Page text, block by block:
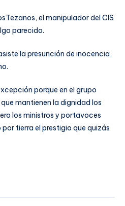
el manipulador del CIS
parecido.
la presunción de inocencia,
porque en el grupo
mantienen la dignidad los
los ministros y portavoces
tierra el prestigio que quizás